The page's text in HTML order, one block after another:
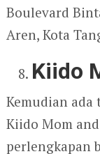
Boulevard
Aren, Kota
Kiido
Kemudian ada
Kiido Mom
perlengkapan